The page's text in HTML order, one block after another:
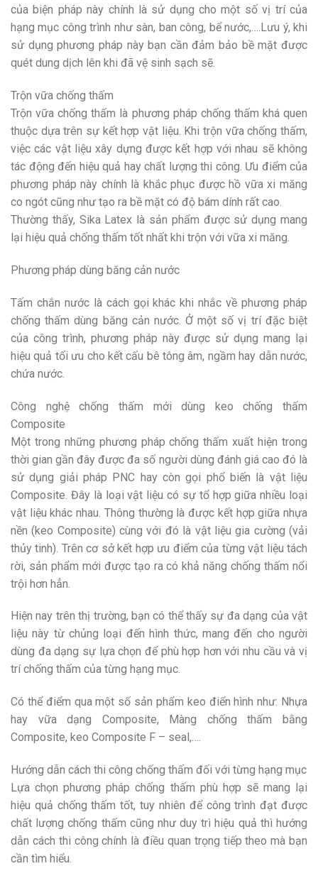
của biện pháp này chính là sử dụng cho một số vị trí của
hạng mục công trình như sàn, ban công, bể nước,….Lưu ý, khi
sử dụng phương pháp này bạn cần đảm bảo bề mặt được
quét dung dịch lên khi đã vệ sinh sạch sẽ.
Trộn vữa chống thấm
Trộn vữa chống thấm là phương pháp chống thấm khá quen
thuộc dựa trên sự kết hợp vật liệu. Khi trộn vữa chống thấm,
việc các vật liệu xây dựng được kết hợp với nhau sẽ không
tác động đến hiệu quả hay chất lượng thi công. Ưu điểm của
phương pháp này chính là khắc phục được hồ vữa xi măng
co ngót cũng như tạo ra bề mặt có độ bám dính rất cao.
Thường thấy, Sika Latex là sản phẩm được sử dụng mang
lại hiệu quả chống thấm tốt nhất khi trộn với vữa xi măng.
Phương pháp dùng băng cản nước
Tấm chắn nước là cách gọi khác khi nhắc về phương pháp
chống thấm dùng băng cản nước. Ở một số vị trí đặc biệt
của công trình, phương pháp này được sử dụng mang lại
hiệu quả tối ưu cho kết cấu bê tông âm, ngầm hay dẫn nước,
chứa nước.
Công nghệ chống thấm mới dùng keo chống thấm
Composite
Một trong những phương pháp chống thấm xuất hiện trong
thời gian gần đây được đa số người dùng đánh giá cao đó là
sử dụng giải pháp PNC hay còn gọi phổ biến là vật liệu
Composite. Đây là loại vật liệu có sự tổ hợp giữa nhiều loại
vật liệu khác nhau. Thông thường là được kết hợp giữa nhựa
nền (keo Composite) cùng với đó là vật liệu gia cường (vải
thủy tinh). Trên cơ sở kết hợp ưu điểm của từng vật liệu tách
rời, sản phẩm mới được tạo ra có khả năng chống thấm nổi
trội hơn hẳn.
Hiện nay trên thị trường, bạn có thể thấy sự đa dạng của vật
liệu này từ chủng loại đến hình thức, mang đến cho người
dùng đa dạng sự lựa chọn để phù hợp hơn với nhu cầu và vị
trí chống thấm của từng hạng mục.
Có thể điểm qua một số sản phẩm keo điển hình như: Nhựa
hay vữa dạng Composite, Màng chống thấm bằng
Composite, keo Composite F – seal,….
Hướng dẫn cách thi công chống thấm đối với từng hạng mục
Lựa chọn phương pháp chống thấm phù hợp sẽ mang lại
hiệu quả chống thấm tốt, tuy nhiên để công trình đạt được
chất lượng chống thấm cũng như duy trì hiệu quả thì hướng
dẫn cách thi công chính là điều quan trọng tiếp theo mà bạn
cần tìm hiểu.